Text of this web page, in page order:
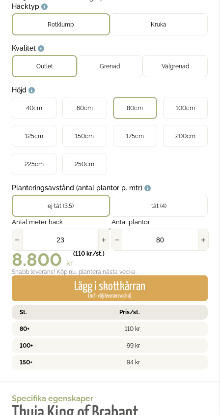
häckväxter
Häcktyp
Rotklump Kruka
Kvalitet
Outlet Grenad Välgrenad
Höjd
40cm 60cm 80cm 100cm
125cm 150cm 175cm 200cm
225cm 250cm
Planteringsavstånd (antal plantor p. mtr)
ej tät (3.5) tät (4)
Antal meter häck
=
Antal plantor
8.800 kr
(110 kr/st.)
Snabb leverans! Köp nu, plantera nästa vecka.
Lägg i skottkärran
(och välj leveransvecka)
St. Pris/st.
80+ 110 kr
100+ 99 kr
150+ 94 kr
Specifika egenskaper